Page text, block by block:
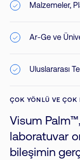
ÇOK YÖNLÜ VE ÇOK
Visum
laboratuvar
bileşimin
Malzemeler,
Ar-Ge ve
Uluslararası